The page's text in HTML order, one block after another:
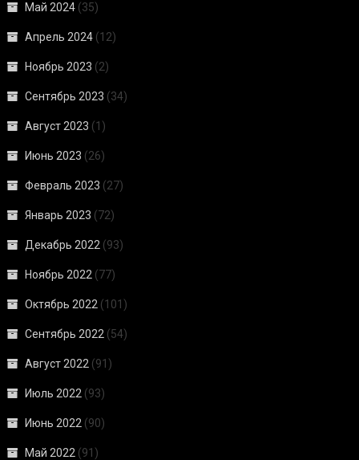
Май 2024 (35)
Апрель 2024 (12)
Ноябрь 2023 (2)
Сентябрь 2023 (34)
Август 2023 (1)
Июнь 2023 (26)
Февраль 2023 (27)
Январь 2023 (72)
Декабрь 2022 (93)
Ноябрь 2022 (77)
Октябрь 2022 (101)
Сентябрь 2022 (54)
Август 2022 (91)
Июль 2022 (93)
Июнь 2022 (90)
Май 2022 (91)